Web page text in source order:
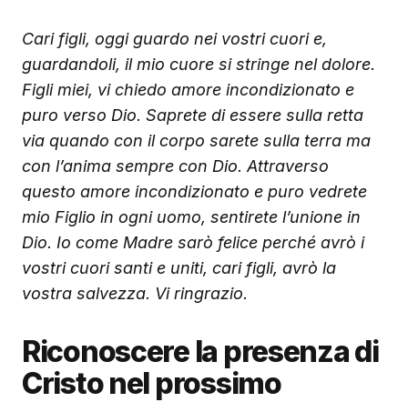
Cari figli, oggi guardo nei vostri cuori e,
guardandoli, il mio cuore si stringe nel dolore.
Figli miei, vi chiedo amore incondizionato e
puro verso Dio. Saprete di essere sulla retta
via quando con il corpo sarete sulla terra ma
con l’anima sempre con Dio. Attraverso
questo amore incondizionato e puro vedrete
mio Figlio in ogni uomo, sentirete l’unione in
Dio. Io come Madre sarò felice perché avrò i
vostri cuori santi e uniti, cari figli, avrò la
vostra salvezza. Vi ringrazio.
Riconoscere la presenza di
Cristo nel prossimo